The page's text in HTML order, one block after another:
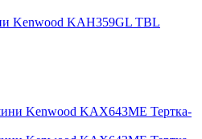
Kenwood KAH359GL TBL